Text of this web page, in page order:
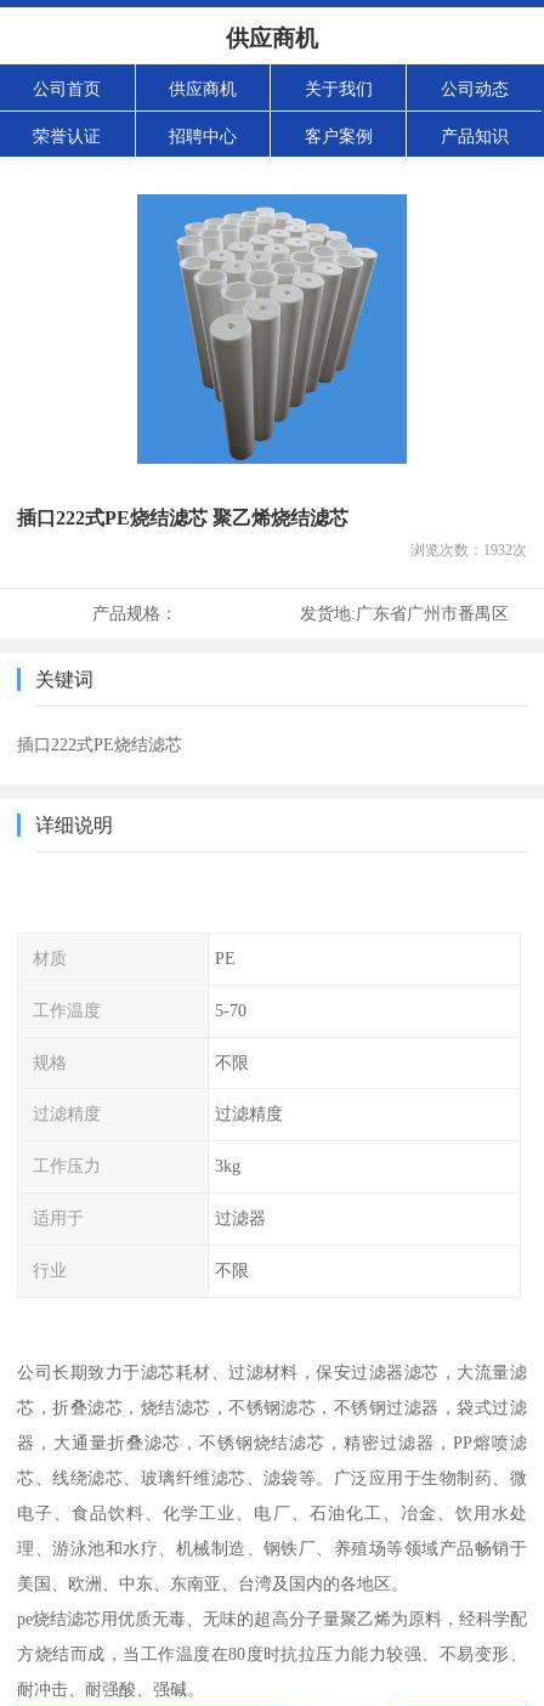
供应商机
公司首页 供应商机 关于我们 公司动态
荣誉认证 招聘中心 客户案例 产品知识
插口222式PE烧结滤芯 聚乙烯烧结滤芯
浏览次数： 1932次
产品规格： 发货地:广东省广州市番禺区
关键词
插口222式PE烧结滤芯
详细说明
材质 PE
工作温度 5-70
规格 不限
过滤精度 过滤精度
工作压力 3kg
适用于 过滤器
行业 不限
公司长期致力于滤芯耗材、过滤材料，保安过滤器滤芯，大流量滤
芯，折叠滤芯，烧结滤芯，不锈钢滤芯，不锈钢过滤器，袋式过滤
器，大通量折叠滤芯，不锈钢烧结滤芯，精密过滤器，PP熔喷滤
芯、线绕滤芯、玻璃纤维滤芯、滤袋等。广泛应用于生物制药、微
电子、食品饮料、化学工业、电厂、石油化工、冶金、饮用水处
理、游泳池和水疗、机械制造、钢铁厂、养殖场等领域产品畅销于
美国、欧洲、中东、东南亚、台湾及国内的各地区。
pe烧结滤芯用优质无毒、无味的超高分子量聚乙烯为原料，经科学配
方烧结而成，当工作温度在80度时抗拉压力能力较强、不易变形、
耐冲击、耐强酸、强碱。